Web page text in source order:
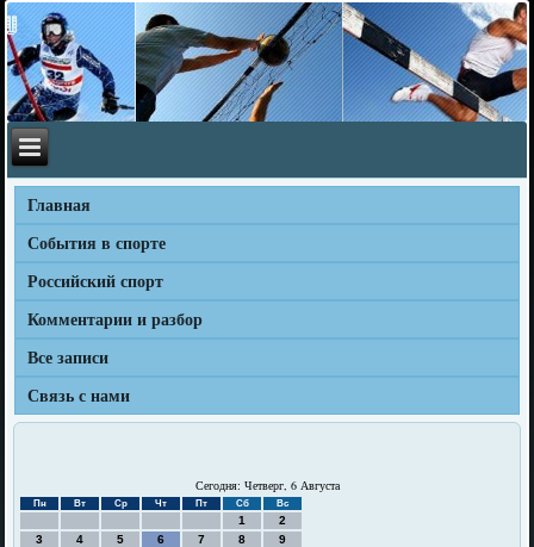
Главная
События в спорте
Российский спорт
Комментарии и разбор
Все записи
Связь с нами
Сегодня: Четверг, 6 Августа
Пн Вт Ср Чт Пт Сб Вс
1
2
3
4 5 6 7 8
9